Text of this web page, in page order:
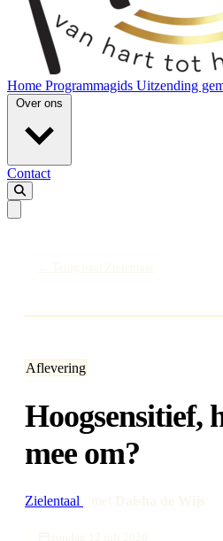
Home Programmagids Uitzending
Over ons
Contact
Aflevering
Hoogsensitief,
mee om?
Zielentaal